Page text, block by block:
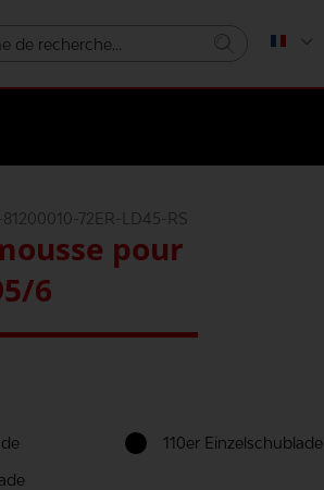
72ER-LD45-RS
pour
6
110er Einzelschublade